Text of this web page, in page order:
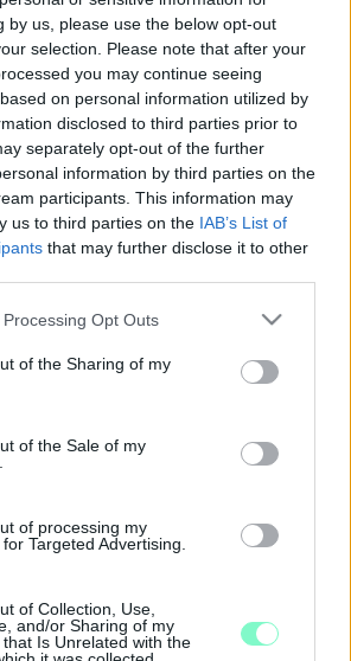
by us, please use the below opt-out
selection. Please note that after your
you may continue seeing
on personal information utilized by
disclosed to third parties prior to
separately opt-out of the further
information by third parties on the
participants. This information may
us to third parties on the IAB’s List of
that may further disclose it to other
website/app uses one or more Google
or usage behaviour. You may click to
to Google and its third-party tags to
specified purposes in below Google
Opt Outs
of the Sharing of my
of the Sale of my
of processing my
Targeted Advertising.
of Collection, Use,
and/or Sharing of my
Is Unrelated with the
számoltak, alig több, mint 40 lett.
FIZET A KORÁBBI
CÉG A GYŐR-SZOLNAK
a gázszerződés tavalyi felmondása
ÁLLAM A DECEMBERI
helyett az állam fizeti ki a
átalánydíját Németországban egy
szerint.
DRÁGÁN, JANUÁRTÓL
KAPJA MAJD A GÁZT
ügyében még nincs döntés.
KERÜLNE A GYŐRI
FELÉPÍTÉSE
milliárd forint lett volna.
KÉPVISELŐN ÁLL VAGY